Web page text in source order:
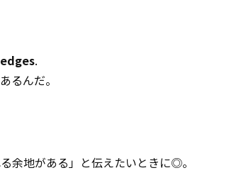
.
るんだ。
余地がある」と伝えたいときに◎。